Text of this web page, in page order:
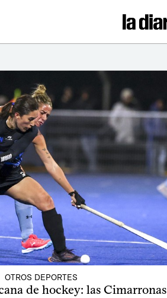
OTROS DEPORTES
de hockey: las Cimarronas